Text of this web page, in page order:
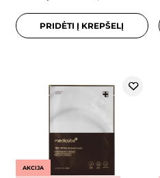
PRIDĖTI Į KREPŠELĮ
AKCIJA